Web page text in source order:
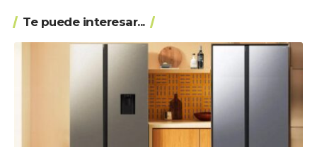
Te puede interesar...